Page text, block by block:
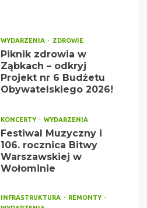
WYDARZENIA ZDROWIE
Piknik zdrowia w
Ząbkach – odkryj
Projekt nr 6 Budżetu
Obywatelskiego 2026!
KONCERTY WYDARZENIA
Festiwal Muzyczny i
106. rocznica Bitwy
Warszawskiej w
Wołominie
INFRASTRUKTURA
REMONTY